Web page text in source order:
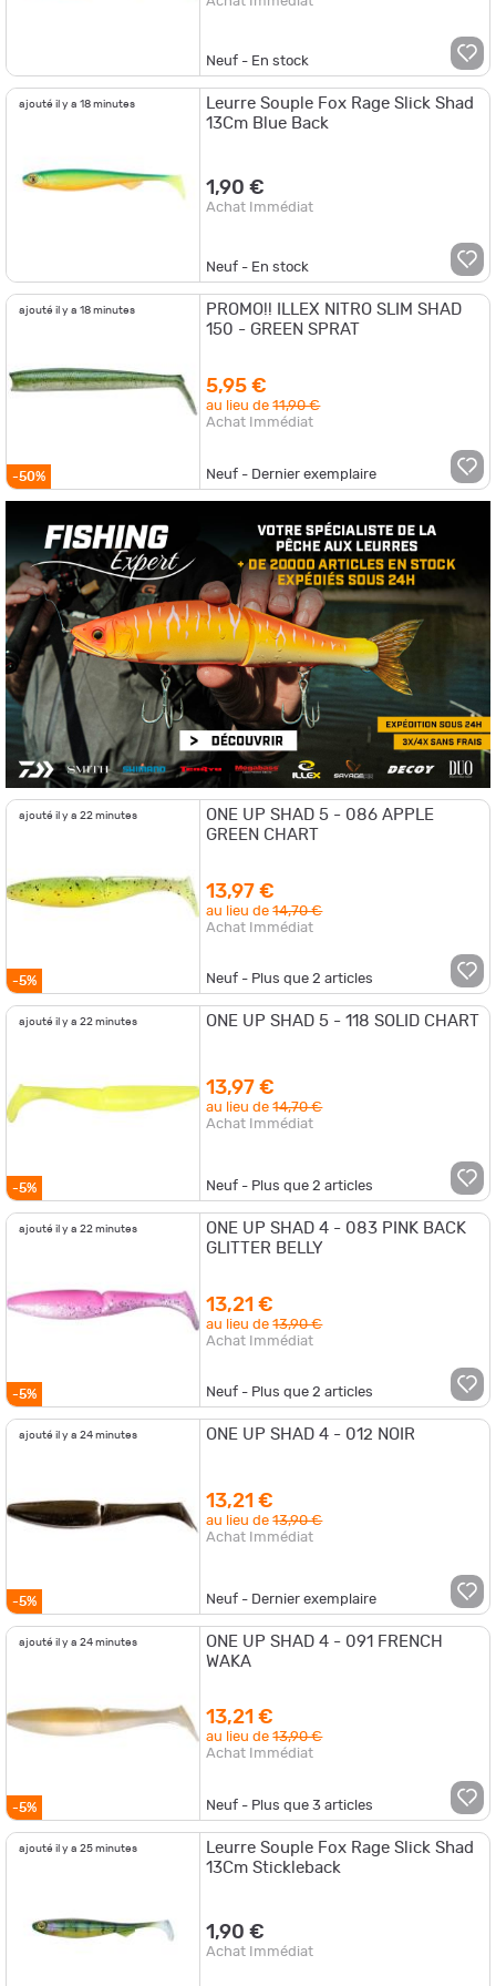
Neuf - En stock
ajouté il y a 18 minutes
Leurre Souple Fox Rage Slick Shad
13Cm Blue Back
1,90 €
Achat Immédiat
Neuf - En stock
ajouté il y a 18 minutes
-50%
PROMO!! ILLEX NITRO SLIM SHAD
150 - GREEN SPRAT
5,95 €
au lieu de11,90 €
Achat Immédiat
Neuf - Dernier exemplaire
ajouté il y a 22 minutes
-5%
ONE UP SHAD 5 - 086 APPLE
GREEN CHART
13,97 €
au lieu de14,70 €
Achat Immédiat
Neuf - Plus que2 articles
ajouté il y a 22 minutes
-5%
ONE UP SHAD 5 - 118 SOLID CHART
13,97 €
au lieu de14,70 €
Achat Immédiat
Neuf - Plus que2 articles
ajouté il y a 22 minutes
-5%
ONE UP SHAD 4 - 083 PINK BACK
GLITTER BELLY
13,21 €
au lieu de13,90 €
Achat Immédiat
Neuf - Plus que2 articles
ajouté il y a 24 minutes
-5%
ONE UP SHAD 4 - 012 NOIR
13,21 €
au lieu de13,90 €
Achat Immédiat
Neuf - Dernier exemplaire
ajouté il y a 24 minutes
-5%
ONE UP SHAD 4 - 091 FRENCH
WAKA
13,21 €
au lieu de13,90 €
Achat Immédiat
Neuf - Plus que3 articles
ajouté il y a 25 minutes
Leurre Souple Fox Rage Slick Shad
13Cm Stickleback
1,90 €
Achat Immédiat